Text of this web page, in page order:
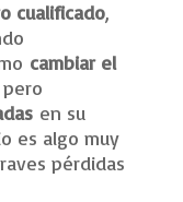
cualificado,
cambiar el
en su
es algo muy
pérdidas